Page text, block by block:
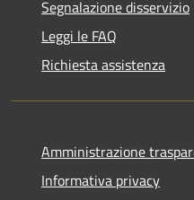
Segnalazione disservizio
Leggi le FAQ
Richiesta assistenza
Amministrazione
Informativa privacy